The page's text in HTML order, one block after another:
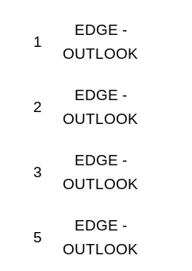
1
EDGE -
OUTLOOK
2
EDGE -
OUTLOOK
3
EDGE -
OUTLOOK
5
EDGE -
OUTLOOK